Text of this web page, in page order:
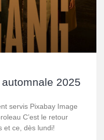
2025
servis Pixabay Image
C’est le retour
et ce, dès lundi!